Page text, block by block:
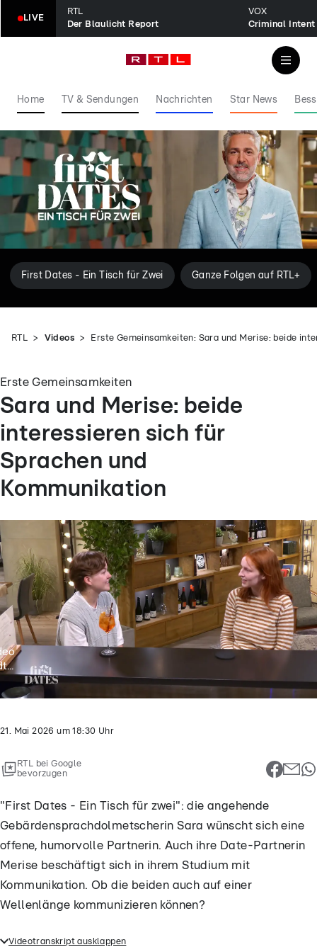
LIVE
RTL
Der Blaulicht Report
VOX
Home TV & Sendungen Nachrichten Star News
First Dates - Ein Tisch für Zwei Ganze Folgen auf RTL+
RTL Videos Erste Gemeinsamkeiten: Sara und Merise: beide
Erste Gemeinsamkeiten
Sara und Merise: beide
interessieren sich für
Sprachen und
Kommunikation
21. Mai 2026 um 18:30 Uhr
RTL bei Google
bevorzugen
"First Dates - Ein Tisch für zwei": die angehende
Gebärdensprachdolmetscherin Sara wünscht sich eine
offene, humorvolle Partnerin. Auch ihre Date-Partnerin
Merise beschäftigt sich in ihrem Studium mit
Kommunikation. Ob die beiden auch auf einer
Wellenlänge kommunizieren können?
"First Dates - Ein Tisch für zwei": die angehende
Videotranskript ausklappen